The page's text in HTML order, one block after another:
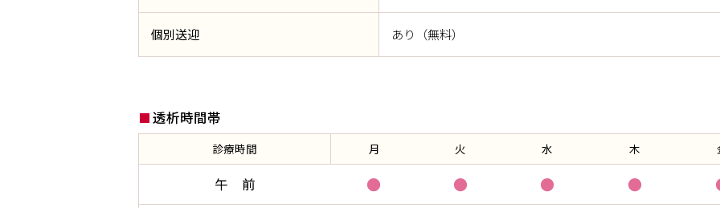
個別送迎 あり（無料）
透析時間帯
診療時間 月 火 水 木
午 前 ● ● ● ●